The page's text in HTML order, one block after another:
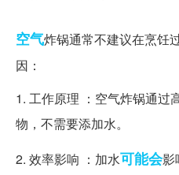
空气炸锅通常不建议在烹饪
因：
1. 工作原理 ：空气炸锅通过
物，不需要添加水。
2. 效率影响 ：加水可能会影